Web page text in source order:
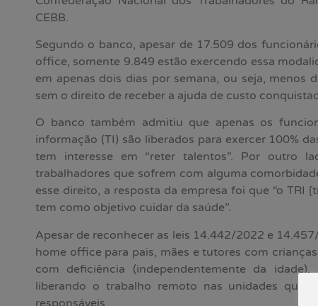
CEBB.
Segundo o banco, apesar de 17.509 dos
office, somente 9.849 estão exercendo essa
em apenas dois dias por semana, ou seja, menos
sem o direito de receber a ajuda de custo
O banco também admitiu que apenas os
informação (TI) são liberados para exercer 100%
tem interesse em “reter talentos”. Por outro
trabalhadores que sofrem com alguma
esse direito, a resposta da empresa foi que “o TRI
tem como objetivo cuidar da saúde”.
Apesar de reconhecer as leis 14.442/2022 e
home office para pais, mães e tutores com
com deficiência (independentemente da
liberando o trabalho remoto nas unidades que
responsáveis.